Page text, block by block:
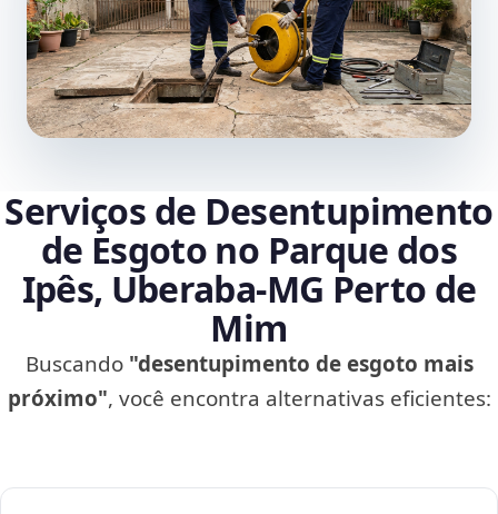
Serviços de Desentupimento
de Esgoto no Parque dos
Ipês, Uberaba‑MG Perto de
Mim
Buscando "desentupimento de esgoto mais
próximo", você encontra alternativas eficientes: